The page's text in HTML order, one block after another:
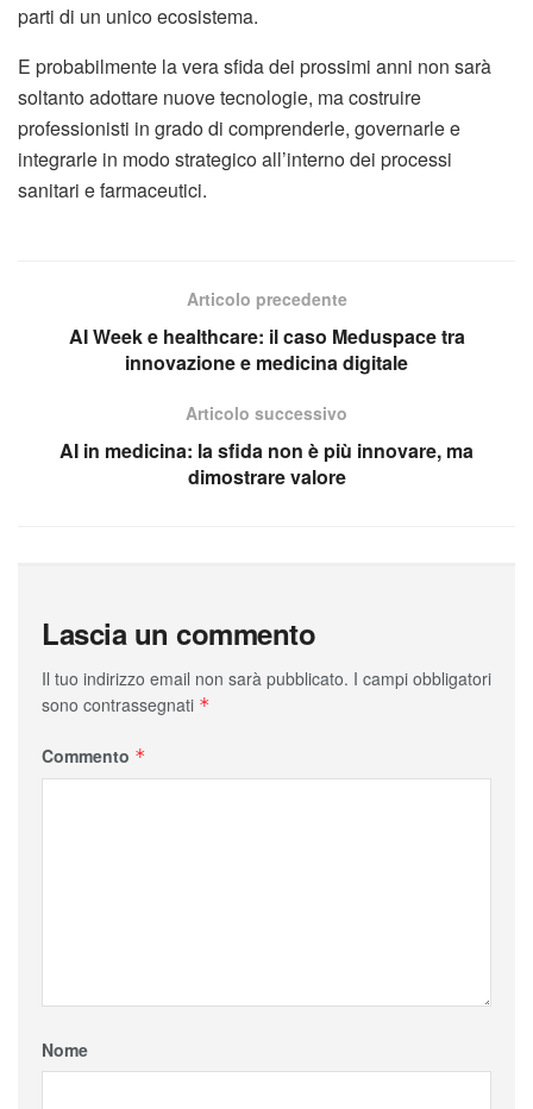
parti di un unico ecosistema.
E probabilmente la vera sfida dei prossimi anni non sarà
soltanto adottare nuove tecnologie, ma costruire
professionisti in grado di comprenderle, governarle e
integrarle in modo strategico all’interno dei processi
sanitari e farmaceutici.
Articolo precedente
AI Week e healthcare: il caso Meduspace tra
innovazione e medicina digitale
Articolo successivo
AI in medicina: la sfida non è più innovare, ma
dimostrare valore
Lascia un commento
Il tuo indirizzo email non sarà pubblicato. I campi obbligatori
sono contrassegnati *
Commento *
Nome